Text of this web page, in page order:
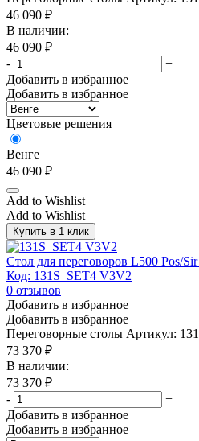
46 090 ₽
В наличии:
46 090 ₽
-
+
Добавить в избранное
Добавить в избранное
Цветовые решения
Венге
46 090 ₽
Add to Wishlist
Add to Wishlist
Купить в 1 клик
Стол для переговоров L500 Pos/
Код: 131S_SET4 V3V2
0 отзывов
Добавить в избранное
Добавить в избранное
Переговорные столы Артикул:
73 370 ₽
В наличии:
73 370 ₽
-
+
Добавить в избранное
Добавить в избранное